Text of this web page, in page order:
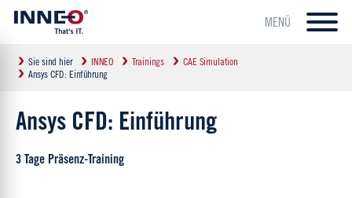
MENÜ
Sie sind hier INNEO Trainings
CAE Simulation
Ansys CFD: Einführung
Ansys CFD: Einführung
3 Tage Präsenz-Training